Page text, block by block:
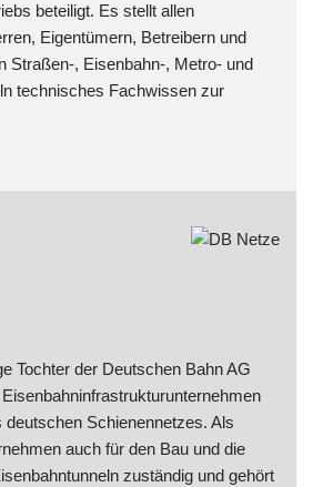
beteiligt. Es stellt allen
Eigentümern, Betreibern und
Straßen-, Eisenbahn-, Metro- und
technisches Fachwissen zur
Tochter der Deutschen Bahn AG
deutschen Schienennetzes. Als
auch für den Bau und die
zuständig und gehört